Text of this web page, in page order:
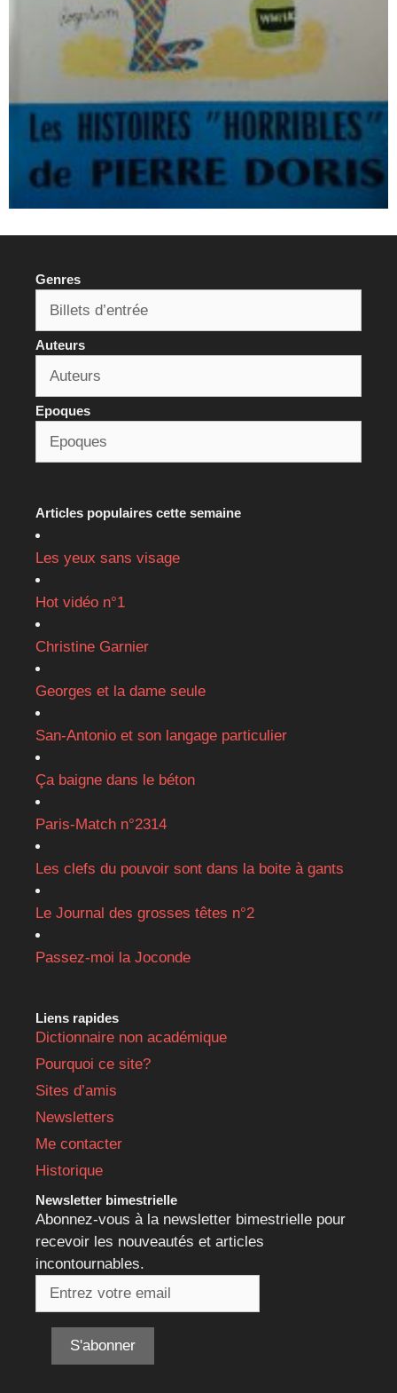
Genres
Auteurs
Epoques
Articles populaires cette semaine
Les yeux sans visage
Hot vidéo n°1
Christine Garnier
Georges et la dame seule
San-Antonio et son langage particulier
Ça baigne dans le béton
Paris-Match n°2314
Les clefs du pouvoir sont dans la boite à gants
Le Journal des grosses têtes n°2
Passez-moi la Joconde
Liens rapides
Dictionnaire non académique
Pourquoi ce site?
Sites d’amis
Newsletters
Me contacter
Historique
Newsletter bimestrielle
Abonnez-vous à la newsletter bimestrielle pour
recevoir les nouveautés et articles
incontournables.